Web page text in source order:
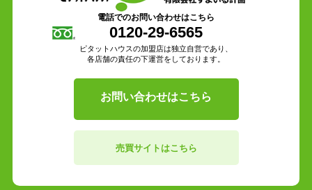
電話でのお問い合わせはこちら
0120-29-6565
ピタットハウスの加盟店は独立自営であり、
各店舗の責任の下運営をしております。
お問い合わせはこちら
売買サイトはこちら